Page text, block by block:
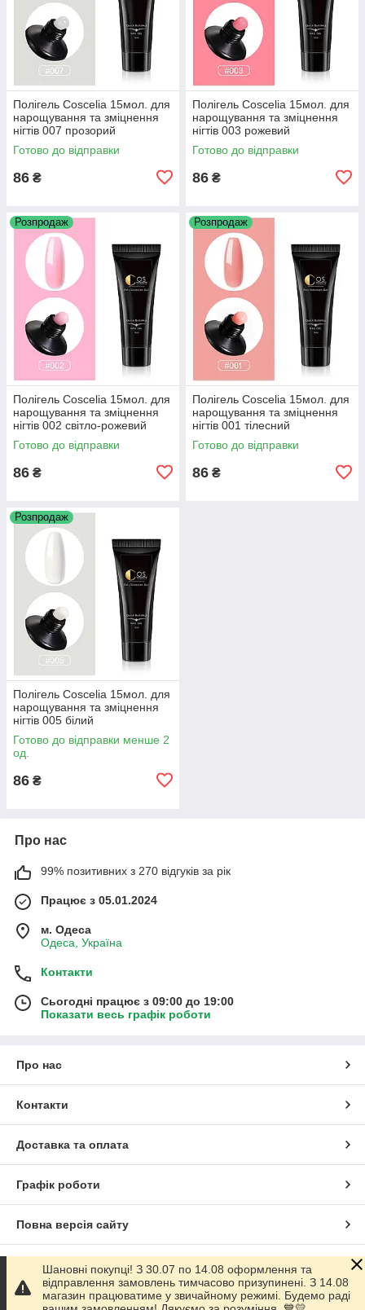
Полігель Coscelia 15мол. для
нарощування та зміцнення
нігтів 007 прозорий
Готово до відправки
86 ₴
Полігель Coscelia 15мол. для
нарощування та зміцнення
нігтів 003 рожевий
Готово до відправки
86 ₴
Розпродаж
Полігель Coscelia 15мол. для
нарощування та зміцнення
нігтів 002 світло-рожевий
Готово до відправки
86 ₴
Розпродаж
Полігель Coscelia 15мол. для
нарощування та зміцнення
нігтів 001 тілесний
Готово до відправки
86 ₴
Розпродаж
Полігель Coscelia 15мол. для
нарощування та зміцнення
нігтів 005 білий
Готово до відправки менше 2
од.
86 ₴
Про нас
99% позитивних з 270 відгуків за рік
Працює з 05.01.2024
м. Одеса
Одеса, Україна
Контакти
Сьогодні працює з 09:00 до 19:00
Показати весь графік роботи
Про нас
Контакти
Доставка та оплата
Графік роботи
Повна версія сайту
Сайт створено на маркетплейсі Prom.ua
Політика конфіденційності
Шановні покупці! З 30.07 по 14.08 оформлення та
відправлення замовлень тимчасово призупинені. З 14.08
магазин працюватиме у звичайному режимі. Будемо раді